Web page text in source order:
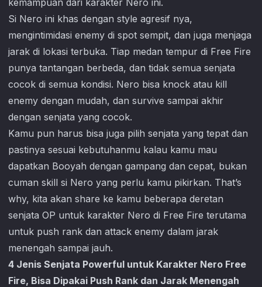
kemampuan dari karakter Nero ini.
Si Nero ini khas dengan style agresif nya,
mengintimidasi enemy di spot sempit, dan juga menjaga
jarak di lokasi terbuka. Tiap medan tempur di Free Fire
punya tantangan berbeda, dan tidak semua senjata
cocok di semua kondisi. Nero bisa knock atau kill
enemy dengan mudah, dan survive sampai akhir
dengan senjata yang cocok.
Kamu pun harus bisa juga pilih senjata yang tepat dan
pastinya sesuai kebutuhanmu kalau kamu mau
dapatkan Booyah dengan gampang dan cepat, bukan
cuman skill si Nero yang perlu kamu pikirkan. That’s
why, kita akan share ke kamu beberapa deretan
senjata OP untuk karakter Nero di Free Fire terutama
untuk push rank dan attack enemy dalam jarak
menengah sampai jauh.
4 Jenis Senjata Powerful untuk Karakter Nero Free
Fire, Bisa Dipakai Push Rank dan Jarak Menengah